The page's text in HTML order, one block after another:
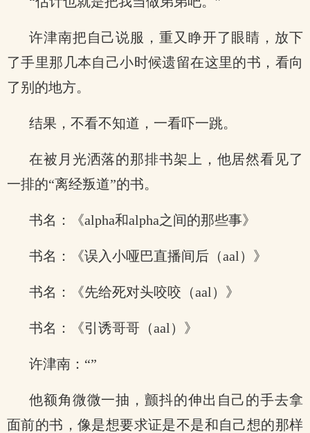
许津南把自己说服，重又睁开了眼睛，放下
了手里那几本自己小时候遗留在这里的书，看向
了别的地方。
结果，不看不知道，一看吓一跳。
在被月光洒落的那排书架上，他居然看见了
一排的“离经叛道”的书。
书名：《alpha和alpha之间的那些事》
书名：《误入小哑巴直播间后（aal）》
书名：《先给死对头咬咬（aal）》
书名：《引诱哥哥（aal）》
许津南：“”
他额角微微一抽，颤抖的伸出自己的手去拿
面前的书，像是想要求证是不是和自己想的那样